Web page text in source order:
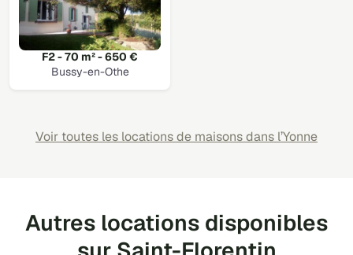
F2 - 70 m² - 650 €
Bussy-en-Othe
Voir toutes les locations de maisons dans l’Yonne
Autres locations disponibles